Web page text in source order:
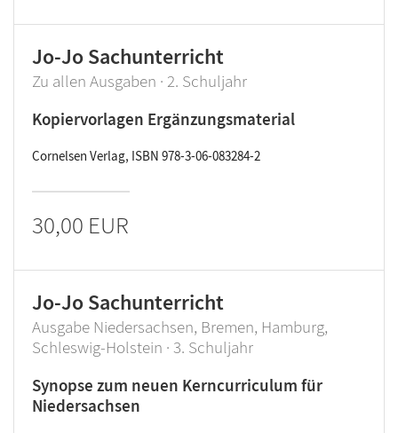
Jo-Jo Sachunterricht
Zu allen Ausgaben · 2. Schuljahr
Kopiervorlagen Ergänzungsmaterial
Cornelsen Verlag, ISBN 978-3-06-083284-2
30,00 EUR
Jo-Jo Sachunterricht
Ausgabe Niedersachsen, Bremen, Hamburg,
Schleswig-Holstein · 3. Schuljahr
Synopse zum neuen Kerncurriculum für
Niedersachsen